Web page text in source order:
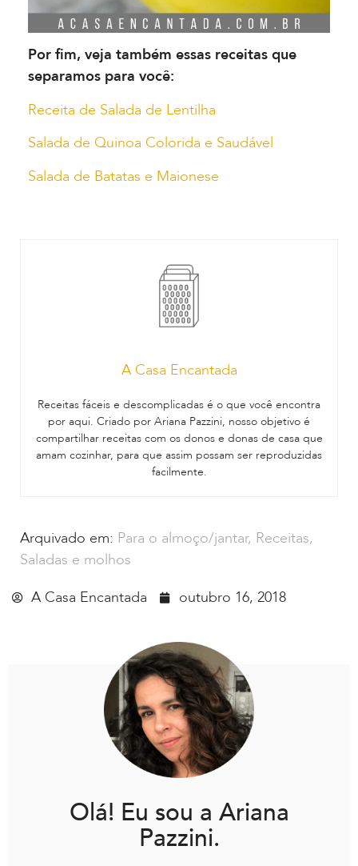
Por fim, veja também essas receitas que
separamos para você:
Receita de Salada de Lentilha
Salada de Quinoa Colorida e Saudável
Salada de Batatas e Maionese
A Casa Encantada
Receitas fáceis e descomplicadas é o que você encontra
por aqui. Criado por Ariana Pazzini, nosso objetivo é
compartilhar receitas com os donos e donas de casa que
amam cozinhar, para que assim possam ser reproduzidas
facilmente.
Arquivado em: Para o almoço/jantar, Receitas,
Saladas e molhos
A Casa Encantada
outubro 16, 2018
Olá! Eu sou a Ariana
Pazzini.